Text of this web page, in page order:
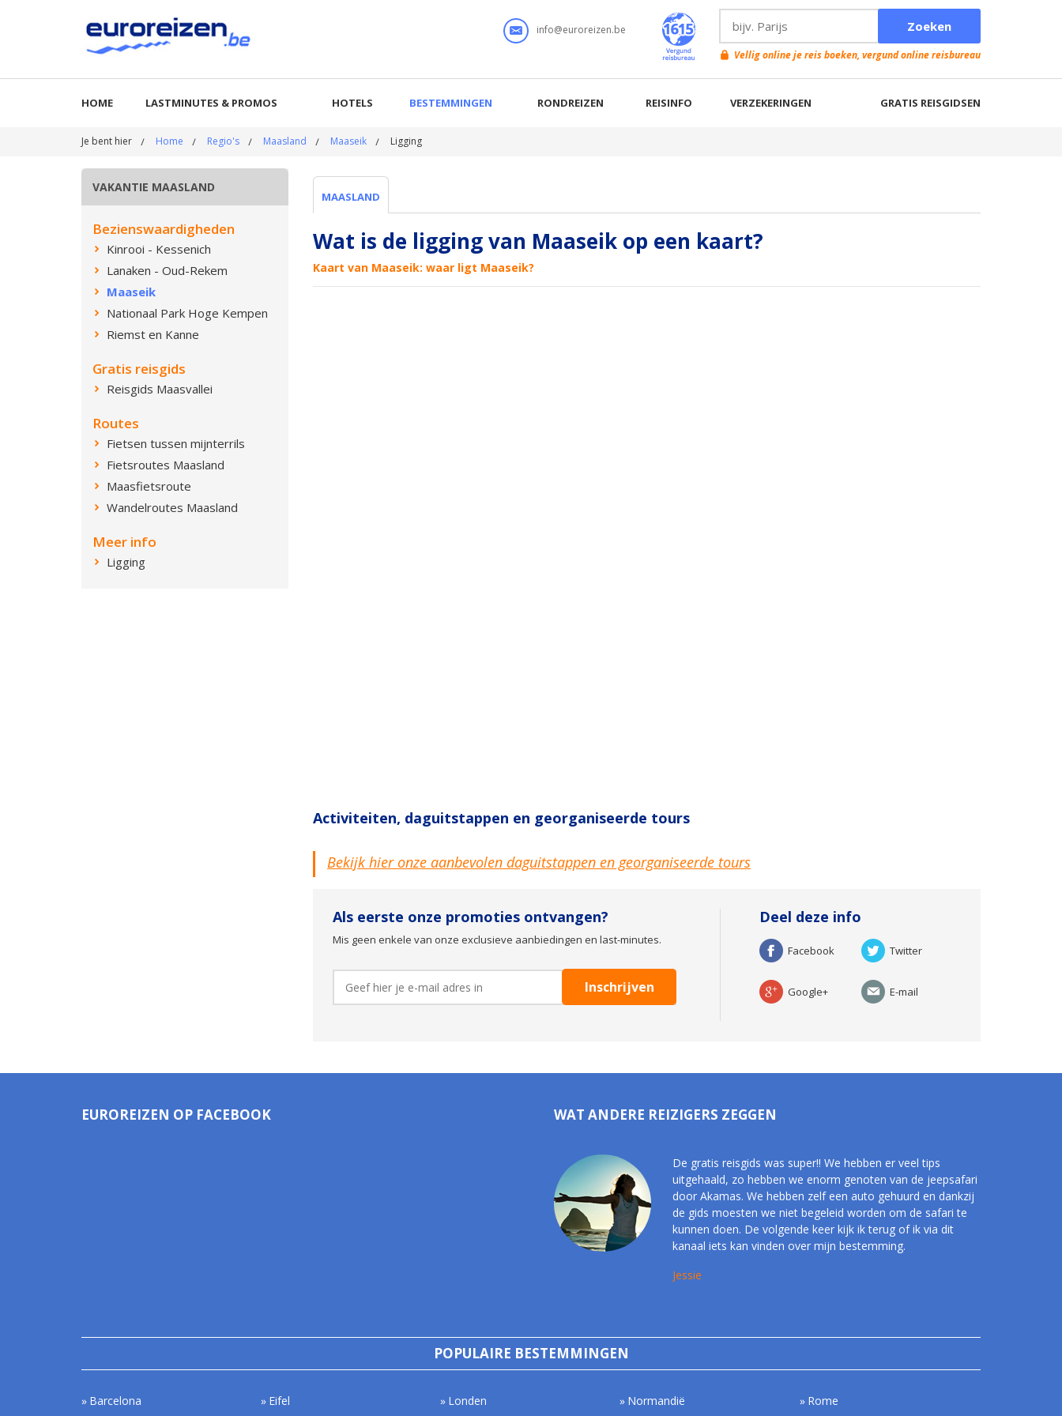
info@euroreizen.be
Vellig online je reis boeken, vergund online reisbureau
HOME LASTMINUTES & PROMOS HOTELS BESTEMMINGEN RONDREIZEN REISINFO VERZEKERINGEN GRATIS REISGIDSEN
Je bent hier Home Regio's Maasland Maaseik Ligging
VAKANTIE MAASLAND
Bezienswaardigheden
Kinrooi - Kessenich
Lanaken - Oud-Rekem
Maaseik
Nationaal Park Hoge Kempen
Riemst en Kanne
Gratis reisgids
Reisgids Maasvallei
Routes
Fietsen tussen mijnterrils
Fietsroutes Maasland
Maasfietsroute
Wandelroutes Maasland
Meer info
Ligging
MAASLAND
Wat is de ligging van Maaseik op een kaart?
Kaart van Maaseik: waar ligt Maaseik?
Activiteiten, daguitstappen en georganiseerde tours
Bekijk hier onze aanbevolen daguitstappen en georganiseerde tours
Als eerste onze promoties ontvangen?
Mis geen enkele van onze exclusieve aanbiedingen en last-minutes.
Deel deze info
Facebook Twitter
Google+ E-mail
EUROREIZEN OP FACEBOOK WAT ANDERE REIZIGERS ZEGGEN
De gratis reisgids was super!! We hebben er veel tips
uitgehaald, zo hebben we enorm genoten van de jeepsafari
door Akamas. We hebben zelf een auto gehuurd en dankzij
de gids moesten we niet begeleid worden om de safari te
kunnen doen. De volgende keer kijk ik terug of ik via dit
kanaal iets kan vinden over mijn bestemming.
Jessie
POPULAIRE BESTEMMINGEN
Barcelona Eifel Londen Normandië Rome